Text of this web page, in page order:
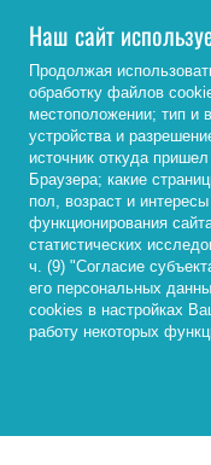
ИСТОРИЯ
ДЕОНТОЛОГИЯ
ЭТИКА ГОС.
БАНКОВСКИЙ
КУЛЬТУРОЛОГИЯ
ФИНАНСОВЫЙ
МАЛАКШАНОВ
Наш сайт
Продолжая
обработку файлов
местоположении; тип и
устройства и
источник откуда
Браузера; какие
пол, возраст и
функционирования
статистических
ч. (9) "Согласие
его персональных
cookies в настройках
работу некоторых